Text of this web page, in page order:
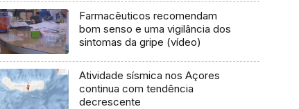
Farmacêuticos recomendam
bom senso e uma vigilância dos
sintomas da gripe (vídeo)
Atividade sísmica nos Açores
continua com tendência
decrescente